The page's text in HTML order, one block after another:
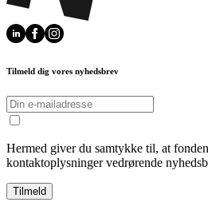
Tilmeld dig vores nyhedsbrev
Hermed giver du samtykke til, at
kontaktoplysninger vedrørende
Tilmeld